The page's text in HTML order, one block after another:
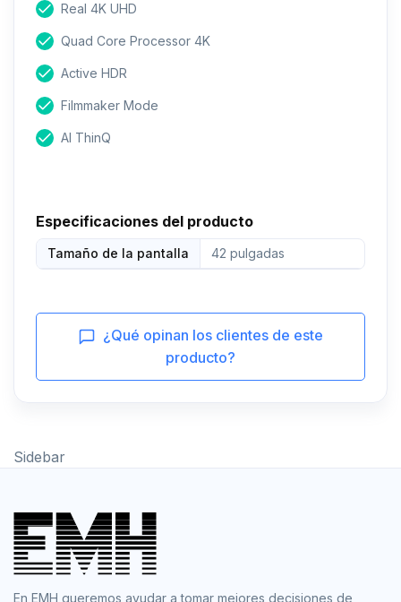
Real 4K UHD
Quad Core Processor 4K
Active HDR
Filmmaker Mode
AI ThinQ
Especificaciones del producto
Tamaño de la pantalla 42 pulgadas
¿Qué opinan los clientes de este
producto?
Sidebar
En EMH queremos ayudar a tomar mejores decisiones de